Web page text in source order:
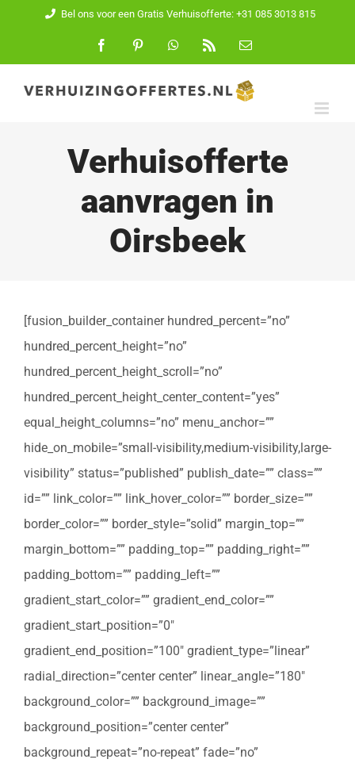
inhoud
Bel ons voor een Gratis Verhuisofferte: +31 085 3013 815
FacebookPinterest WhatsApp
E-
Verhuisofferte
aanvragen in
Oirsbeek
[fusion_builder_container hundred_percent=”no”
hundred_percent_height=”no”
hundred_percent_height_scroll=”no”
hundred_percent_height_center_content=”yes”
equal_height_columns=”no” menu_anchor=””
hide_on_mobile=”small-visibility,medium-visibility,large-
visibility” status=”published” publish_date=”” class=””
id=”” link_color=”” link_hover_color=”” border_size=””
border_color=”” border_style=”solid” margin_top=””
margin_bottom=”” padding_top=”” padding_right=””
padding_bottom=”” padding_left=””
gradient_start_color=”” gradient_end_color=””
gradient_start_position=”0″
gradient_end_position=”100″ gradient_type=”linear”
radial_direction=”center center” linear_angle=”180″
background_color=”” background_image=””
background_position=”center center”
background_repeat=”no-repeat” fade=”no”